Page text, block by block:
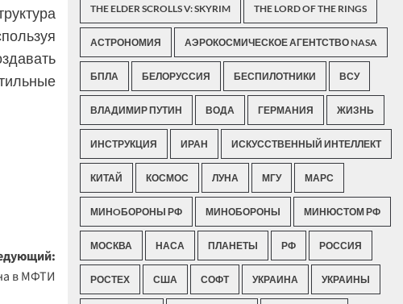
в МФТИ
THE ELDER SCROLLS V: SKYRIM THE LORD OF THE RINGS
АСТРОНОМИЯ АЭРОКОСМИЧЕСКОЕ АГЕНТСТВО NASA
БПЛА БЕЛОРУССИЯ БЕСПИЛОТНИКИ ВСУ
ВЛАДИМИР ПУТИН ВОДА ГЕРМАНИЯ ЖИЗНЬ
ИНСТРУКЦИЯ ИРАН ИСКУССТВЕННЫЙ ИНТЕЛЛЕКТ
КИТАЙ КОСМОС ЛУНА МГУ МАРС
МИНOБОРОНЫ РФ МИНОБОРОНЫ МИНЮСТОМ РФ
МОСКВА НАСА ПЛАНЕТЫ РФ РОССИЯ
РОСТЕХ США СОФТ УКРАИНА УКРАИНЫ